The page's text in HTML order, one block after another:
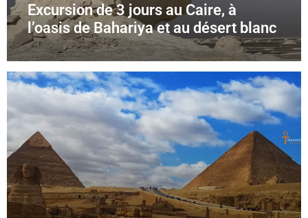
Excursion de 3 jours au Caire, à
l’oasis de Bahariya et au désert blanc